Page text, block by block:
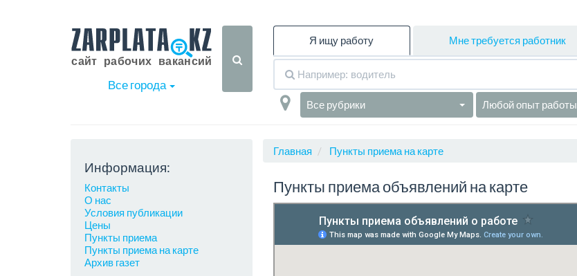
Все города
Я ищу работу Мне требуется работник
Все рубрики Любой опыт работы
Информация:
Контакты
О нас
Условия публикации
Цены
Пункты приема
Пункты приема на карте
Архив газет
Главная Пункты приема на карте
Пункты приема объявлений на карте